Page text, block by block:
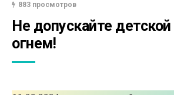
883 просмотров
Не допускайте
огнем!